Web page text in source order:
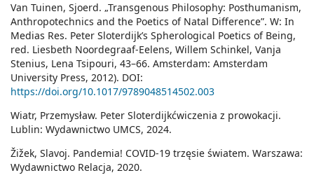
Van Tuinen, Sjoerd. „Transgenous Philosophy: Posthumanism,
Anthropotechnics and the Poetics of Natal Difference”. W: In
Medias Res. Peter Sloterdijk’s Spherological Poetics of Being,
red. Liesbeth Noordegraaf-Eelens, Willem Schinkel, Vanja
Stenius, Lena Tsipouri, 43–66. Amsterdam: Amsterdam
University Press, 2012). DOI:
https://doi.org/10.1017/9789048514502.003
Wiatr, Przemysław. Peter Sloterdijkćwiczenia z prowokacji.
Lublin: Wydawnictwo UMCS, 2024.
Žižek, Slavoj. Pandemia! COVID-19 trzęsie światem. Warszawa:
Wydawnictwo Relacja, 2020.